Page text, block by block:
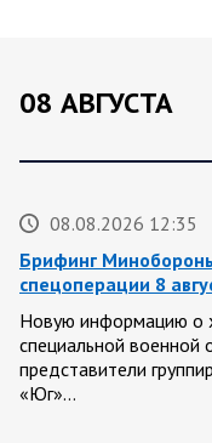
08 АВГУСТА
08.08.2026 12:35
Брифинг
спецоперации 8
Новую информацию о
специальной военной
представители
«Юг»…